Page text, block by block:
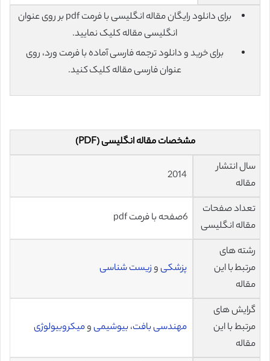
برای دانلود رایگان مقاله انگلیسی با فرمت pdf بر روی عنوان
انگلیسی مقاله کلیک نمایید.
برای خرید و دانلود ترجمه فارسی آماده با فرمت ورد، روی
عنوان فارسی مقاله کلیک کنید.
مشخصات مقاله انگلیسی (PDF)
سال انتشار
مقاله
تعداد صفحات
مقاله انگلیسی
6صفحه با فرمت pdf
رشته های
مرتبط با این
مقاله
پزشکیوزیست شناسی
گرایش های
مرتبط با این
مقاله
مهندسی بافت،بیوشیمیومیکروبیولوژی